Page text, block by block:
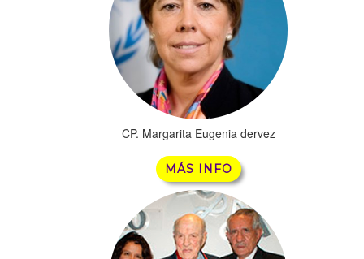
CP. Margarita Eugenia dervez
MÁS INFO